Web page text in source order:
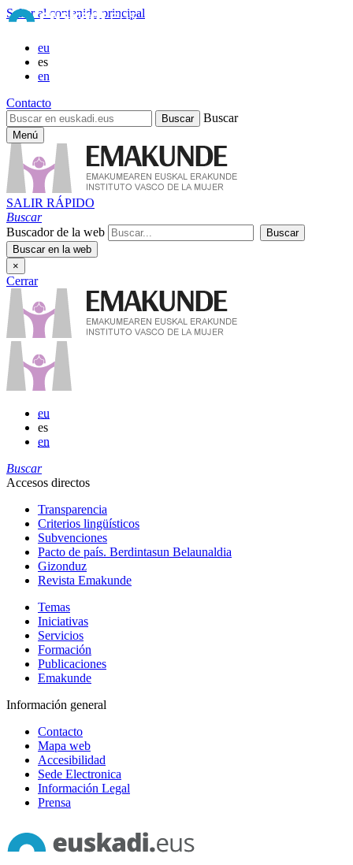
Saltar al contenido principal
eu
es
en
Contacto
Buscar
Menú
SALIR RÁPIDO
Buscar
Buscador de la web
×
Cerrar
eu
es
en
Buscar
Accesos directos
Transparencia
Criterios lingüísticos
Subvenciones
Pacto de país. Berdintasun Belaunaldia
Gizonduz
Revista Emakunde
Temas
Iniciativas
Servicios
Formación
Publicaciones
Emakunde
Información general
Contacto
Mapa web
Accesibilidad
Sede Electronica
Información Legal
Prensa